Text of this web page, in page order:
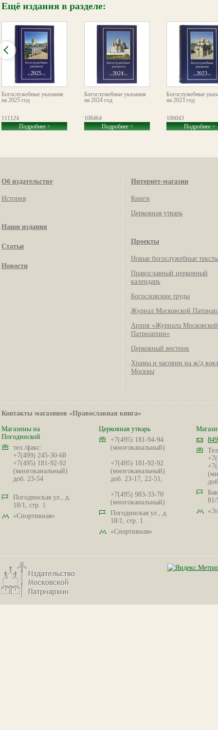
Ещё издания в разделе:
Богослужебные указания
на 2025 год
111124
Подробнее >
Богослужебные указания
на 2024 год
108464
Подробнее >
Богослужебные
на 2023 год
106043
Подробнее >
Об издательстве
История
Наши издания
Статьи
Новости
Интернет-магазин
Книги
Церковная утварь
Проекты
Новые богослужебные тексты
Православный церковный
календарь
Богословские труды
Журнал Московской
Архив «Журнала Московской
Патриархии»
Церковный вестник
Храмы и часовни на ж/д
Москвы
Контакты магазинов «Православная книга»
Магазины на
Погодинской
тел./факс:
+7(499) 245-30-68
+7(495) 181-92-92
(многоканальный)
доб. 23-54
Погодинская ул., д.
18/1, стр. 1.
«Спортивная»
Церковная утварь
+7(495) 181-94-94
(многоканальный)
+7(495) 181-92-92
(многоканальный)
доб. 23-17, 22-51,
+7(495) 983-33-70
(многоканальный)
Погодинская ул., д.
18/1, стр. 1.
«Спортивная»
81/